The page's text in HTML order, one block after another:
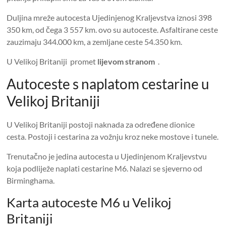
Duljina mreže autocesta Ujedinjenog Kraljevstva iznosi 398
350 km, od čega 3 557 km. ovo su autoceste. Asfaltirane ceste
zauzimaju 344.000 km, a zemljane ceste 54.350 km.
U Velikoj Britaniji promet lijevom stranom .
Autoceste s naplatom cestarine u
Velikoj Britaniji
U Velikoj Britaniji postoji naknada za određene dionice
cesta. Postoji i cestarina za vožnju kroz neke mostove i tunele.
Trenutačno je jedina autocesta u Ujedinjenom Kraljevstvu
koja podliježe naplati cestarine M6. Nalazi se sjeverno od
Birminghama.
Karta autoceste M6 u Velikoj
Britaniji